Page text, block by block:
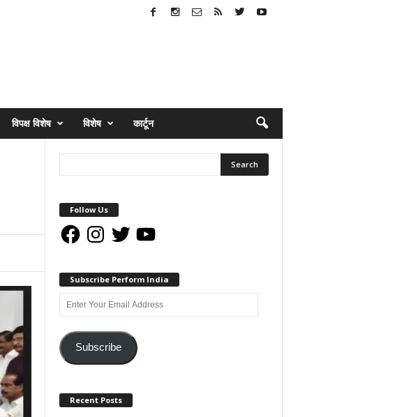
विपक्ष विशेष विशेष कार्टून
Follow Us
FacebookInstagram
Twitter YouTube
Subscribe Perform India
Enter
Your
AddressSubscribe
Recent Posts